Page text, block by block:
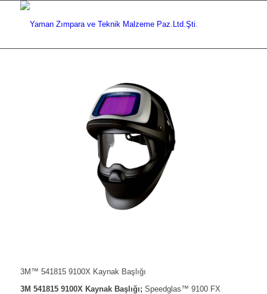
3M™ 541815 9100X Kaynak Başlığı
3M 541815 9100X Kaynak Başlığı; Speedglas™ 9100 FX